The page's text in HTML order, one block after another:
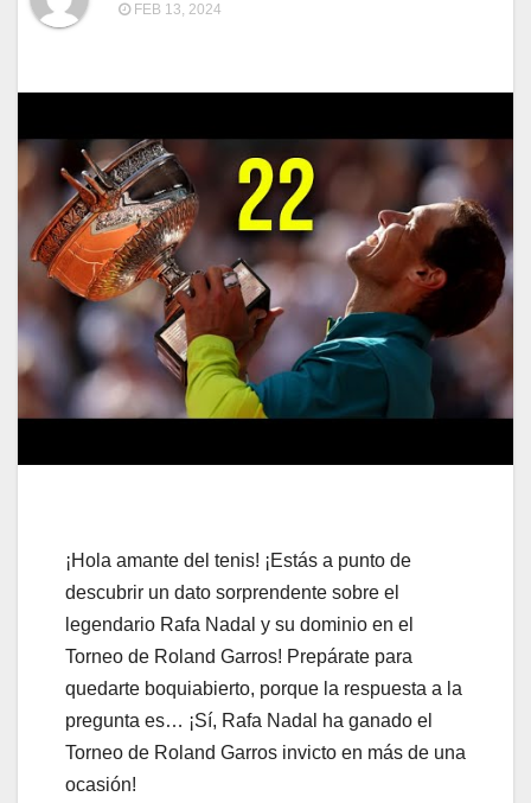
FEB 13, 2024
¡Hola amante del tenis! ¡Estás a punto de
descubrir un dato sorprendente sobre el
legendario Rafa Nadal y su dominio en el
Torneo de Roland Garros! Prepárate para
quedarte boquiabierto, porque la respuesta a la
pregunta es… ¡Sí, Rafa Nadal ha ganado el
Torneo de Roland Garros invicto en más de una
ocasión!